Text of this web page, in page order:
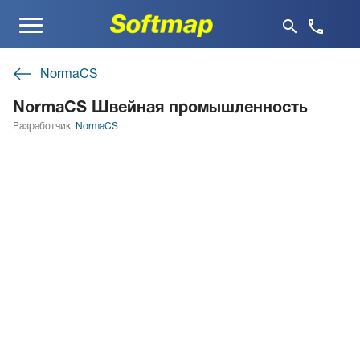
Меню
NormaCS
NormaCS Швейная промышленность
Разработчик: NormaCS